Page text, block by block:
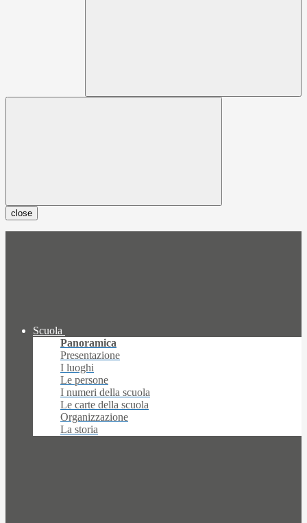
close
Scuola
Panoramica
Presentazione
I luoghi
Le persone
I numeri della scuola
Le carte della scuola
Organizzazione
La storia